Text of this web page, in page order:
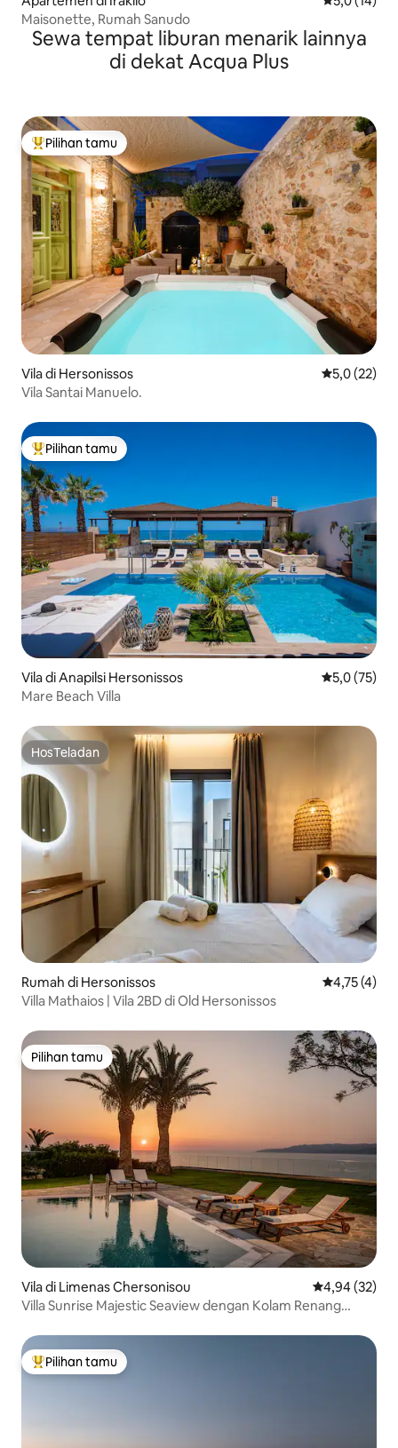
Maisonette, Rumah Sanudo
Sewa tempat liburan menarik lainnya
di dekat Acqua Plus
Pilihan tamu terpopuler
Pilihan tamu
Vila di Hersonissos Nilai rata-
5,0 (22)
Vila Santai Manuelo.
Pilihan tamu terpopuler
Pilihan tamu
Vila di Anapilsi Hersonissos Nilai rata-
5,0 (75)
Mare Beach Villa
HosTeladan
HosTeladan
Rumah di Hersonissos Nilai rata-
4,75 (4)
Villa Mathaios | Vila 2BD di Old Hersonissos
Pilihan tamu
Pilihan tamu
Vila di Limenas Chersonisou Nilai rata-rata
4,94 (32)
Villa Sunrise Majestic Seaview dengan Kolam Renang
Pilihan tamu terpopuler
Pilihan tamu